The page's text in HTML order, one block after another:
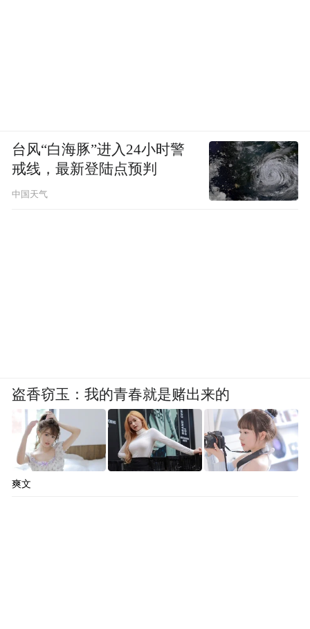
台风“白海豚”进入24小时警
戒线，最新登陆点预判
中国天气
盗香窃玉：我的青春就是赌出来的
爽文